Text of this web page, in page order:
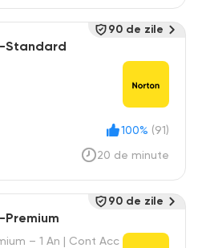
Standard
100% (91)
20 de minute
90 de zile
– 1 An | Cont Acc
90 de zile